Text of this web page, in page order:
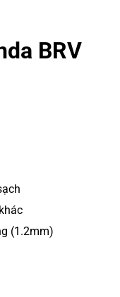
BRV
(1.2mm)